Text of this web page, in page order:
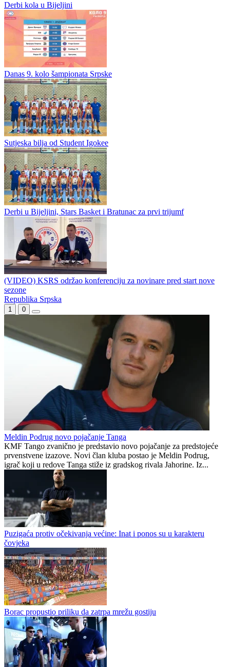
Derbi kola u Bijeljini
Danas 9. kolo šampionata Srpske
Sutjeska bilja od Student Igokee
Derbi u Bijeljini, Stars Basket i Bratunac za prvi trijumf
(VIDEO) KSRS održao konferenciju za novinare pred start nove
sezone
Republika Srpska
1 0
Meldin Podrug novo pojačanje Tanga
KMF Tango zvanično je predstavio novo pojačanje za predstojeće
prvenstvene izazove. Novi član kluba postao je Meldin Podrug,
igrač koji u redove Tanga stiže iz gradskog rivala Jahorine. Iz...
Puzigaća protiv očekivanja većine: Inat i ponos su u karakteru
čovjeka
Borac propustio priliku da zatrpa mrežu gostiju